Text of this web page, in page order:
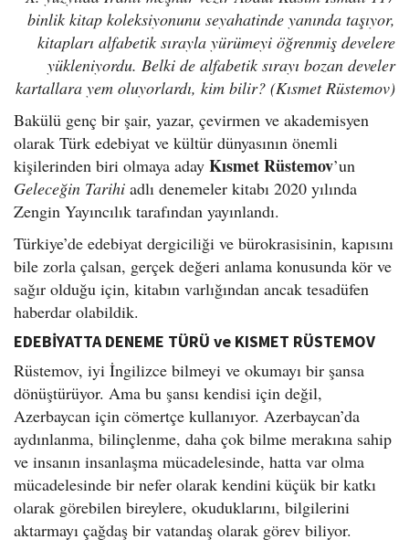
o
n
binlik kitap koleksiyonunu seyahatinde yanında taşıyor,
kitapları alfabetik sırayla yürümeyi öğrenmiş develere
yükleniyordu. Belki de alfabetik sırayı bozan develer
kartallara yem oluyorlardı, kim bilir? (Kısmet Rüstemov)
Bakülü genç bir şair, yazar, çevirmen ve akademisyen
olarak Türk edebiyat ve kültür dünyasının önemli
kişilerinden biri olmaya aday Kısmet Rüstemov’un
Geleceğin Tarihi adlı denemeler kitabı 2020 yılında
Zengin Yayıncılık tarafından yayınlandı.
Türkiye’de edebiyat dergiciliği ve bürokrasisinin, kapısını
bile zorla çalsan, gerçek değeri anlama konusunda kör ve
sağır olduğu için, kitabın varlığından ancak tesadüfen
haberdar olabildik.
EDEBİYATTA DENEME TÜRÜ ve KISMET RÜSTEMOV
Rüstemov, iyi İngilizce bilmeyi ve okumayı bir şansa
dönüştürüyor. Ama bu şansı kendisi için değil,
Azerbaycan için cömertçe kullanıyor. Azerbaycan’da
aydınlanma, bilinçlenme, daha çok bilme merakına sahip
ve insanın insanlaşma mücadelesinde, hatta var olma
mücadelesinde bir nefer olarak kendini küçük bir katkı
olarak görebilen bireylere, okuduklarını, bilgilerini
aktarmayı çağdaş bir vatandaş olarak görev biliyor.